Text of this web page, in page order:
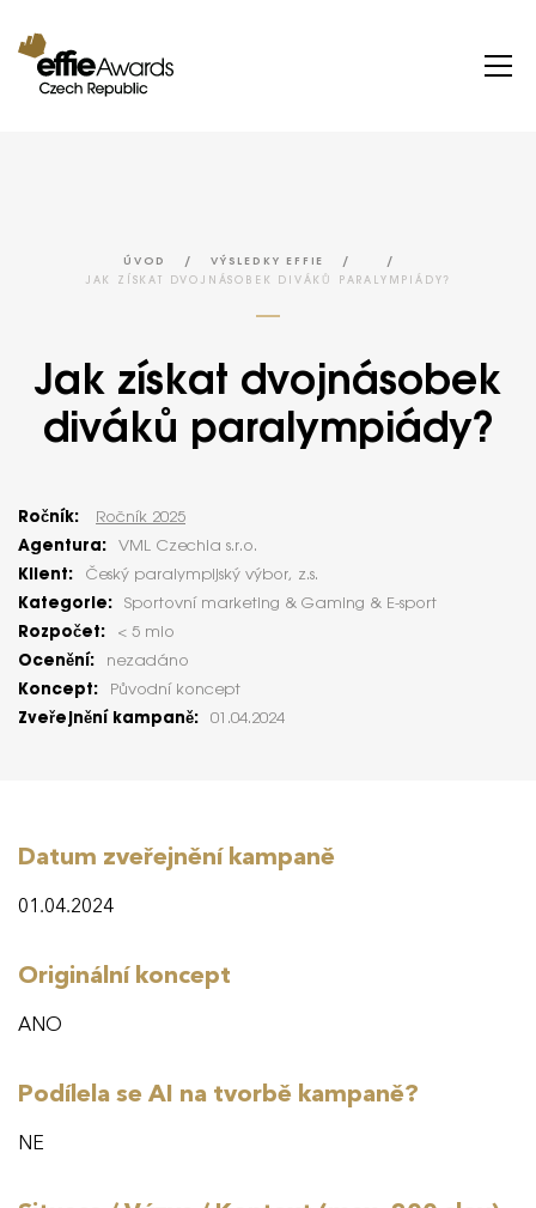
ÚVOD / VÝSLEDKY EFFIE / /
JAK ZÍSKAT DVOJNÁSOBEK DIVÁKŮ PARALYMPIÁDY?
Jak získat dvojnásobek
diváků paralympiády?
Ročník: Ročník 2025
Agentura: VML Czechia s.r.o.
Klient: Český paralympijský výbor, z.s.
Kategorie: Sportovní marketing & Gaming & E-sport
Rozpočet: < 5 mio
Ocenění: nezadáno
Koncept: Původní koncept
Zveřejnění kampaně: 01.04.2024
Datum zveřejnění kampaně
01.04.2024
Originální koncept
ANO
Podílela se AI na tvorbě kampaně?
NE